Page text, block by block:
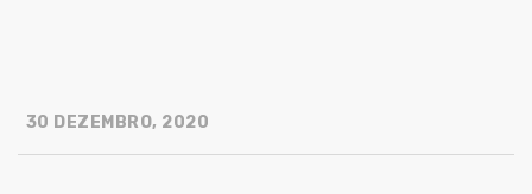
30 DEZEMBRO, 2020